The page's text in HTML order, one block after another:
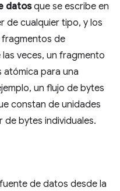
datosque se escribe en
de cualquier tipo, y los
de
veces, un fragmento
atómica para una
un flujo de bytes
constan de unidades
de bytes individuales.
de datos desde la